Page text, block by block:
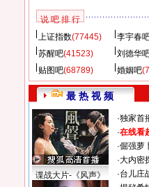
说 吧 排 行
上证指数(77445) 李宇春
苏醒吧(41523) 刘德华
贴图吧(68789) 婚姻吧
最 热 视 频
谍战大片-《风声》
·独家首
·在线看
·倔强萝
·大内密
·台儿庄